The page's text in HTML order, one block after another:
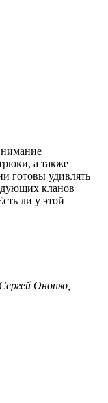
а также
готовы удивлять
кланов
ли у этой
Онопко,